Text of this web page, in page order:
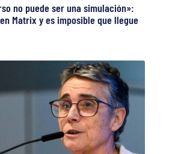
no puede ser una simulación»:
Matrix y es imposible que llegue